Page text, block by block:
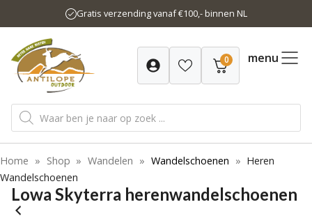
naar
inhoud
Gratis verzending vanaf €100,- binnen NL
0 menu
Producten
zoeken
Home » Shop » Wandelen » Wandelschoenen » Heren
Wandelschoenen
Lowa Skyterra herenwandelschoenen